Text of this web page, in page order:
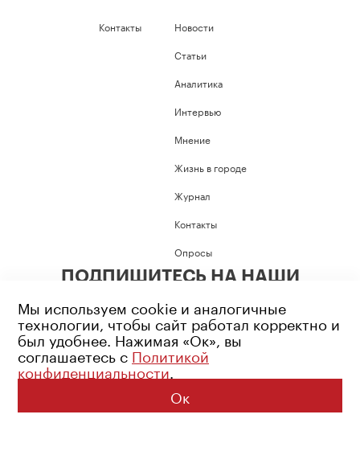
Контакты
Новости
Статьи
Аналитика
Интервью
Мнение
Жизнь в городе
Журнал
Контакты
Опросы
ПОДПИШИТЕСЬ НА НАШИ
Возрастное ограничение: 16+
Политика конфиденциальности
© 2026 Все права защищены
Мы используем cookie и аналогичные
технологии, чтобы сайт работал корректно и
был удобнее. Нажимая «Ок», вы
соглашаетесь с Политикой
конфиденциальности.
Ок